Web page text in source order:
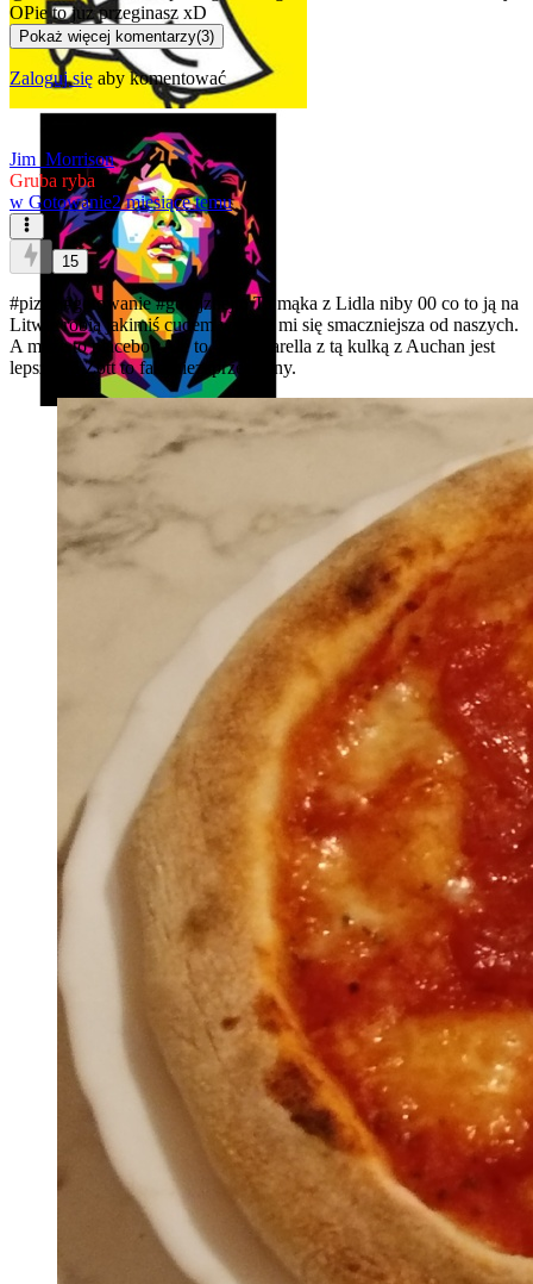
OPie to juz przeginasz xD
Pokaż więcej komentarzy(3)
Zaloguj się aby komentować
Jim_Morrison
Gruba ryba
w Gotowanie2 miesiące temu
15
#pizza #gotowanie #gotujzhejto Ta mąka z Lidla niby 00 co to ją na
Litwie robią jakimiś cudem wydaje mi się smaczniejsza od naszych.
A może to placebo? Ale to, że mozarella z tą kulką z Auchan jest
lepsza od Zott to fakt niezaprzeczalny.